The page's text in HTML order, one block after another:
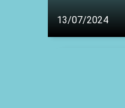
13/07/2024